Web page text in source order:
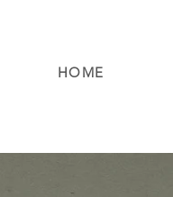
HOME